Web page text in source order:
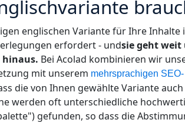
englischen Variante für Ihre Inhalte
erfordert - undsie geht weit
hinaus. Bei Acolad kombinieren wir
mit unserem mehrsprachigen
die von Ihnen gewählte Variante auch
werden oft unterschiedliche
gefunden, so dass die